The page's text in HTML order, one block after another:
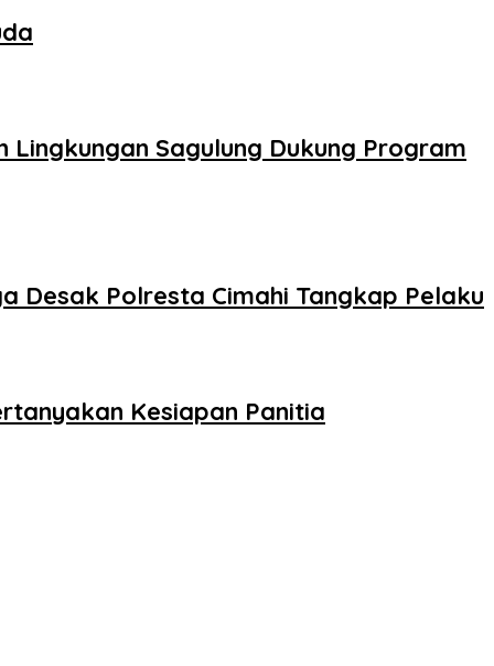
Sagulung Dukung Program
Desak Polresta Cimahi Tangkap Pelaku
Kesiapan Panitia